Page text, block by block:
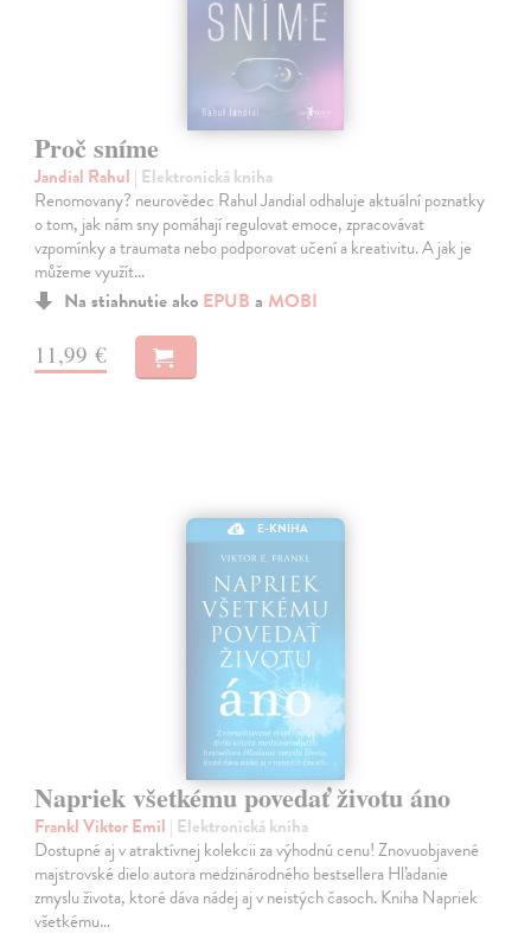
Proč sníme
Jandial Rahul | Elektronická kniha
Renomovany? neurovědec Rahul Jandial odhaluje aktuální poznatky
o tom, jak nám sny pomáhají regulovat emoce, zpracovávat
vzpomínky a traumata nebo podporovat učení a kreativitu. A jak je
můžeme využít…
Na stiahnutie ako EPUB a MOBI
11,99 €
E-KNIHA
Napriek všetkému povedať životu áno
Frankl Viktor Emil | Elektronická kniha
Dostupné aj v atraktívnej kolekcii za výhodnú cenu! Znovuobjavené
majstrovské dielo autora medzinárodného bestsellera Hľadanie
zmyslu života, ktoré dáva nádej aj v neistých časoch. Kniha Napriek
všetkému…